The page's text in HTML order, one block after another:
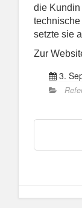
die
setzte sie
Zur
3.